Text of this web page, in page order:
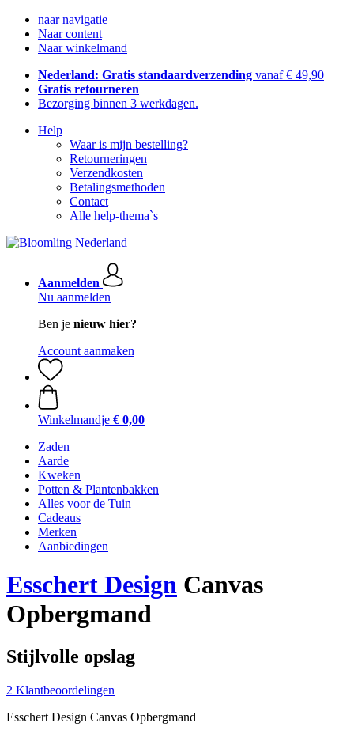
naar navigatie
Naar content
Naar winkelmand
Nederland: Gratis standaardverzending vanaf € 49,90
Gratis retourneren
Bezorging binnen 3 werkdagen.
Help
Waar is mijn bestelling?
Retourneringen
Verzendkosten
Betalingsmethoden
Contact
Alle help-thema`s
Aanmelden
Nu aanmelden
Ben je nieuw hier?
Account aanmaken
Winkelmandje € 0,00
Zaden
Aarde
Kweken
Potten & Plantenbakken
Alles voor de Tuin
Cadeaus
Merken
Aanbiedingen
Esschert Design Canvas
Opbergmand
Stijlvolle opslag
2 Klantbeoordelingen
Esschert Design Canvas Opbergmand